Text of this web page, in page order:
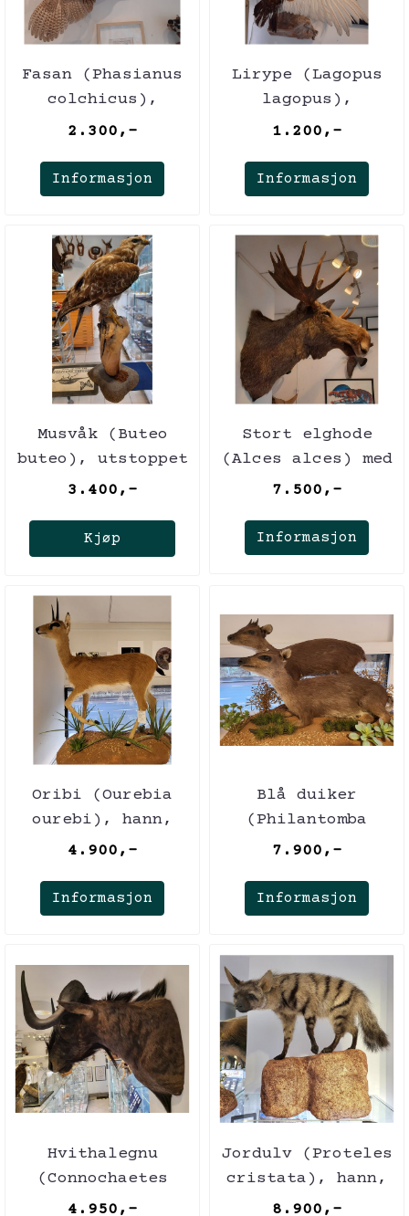
Fasan (Phasianus
colchicus),
utstoppet
2.300,-
Informasjon
Lirype (Lagopus
lagopus),
utstoppet,
1.200,-
Informasjon
Musvåk (Buteo
buteo), utstoppet
3.400,-
Kjøp
Stort elghode
(Alces alces) med
14 tagger
7.500,-
Informasjon
Oribi (Ourebia
ourebi), hann,
helmontasje
4.900,-
Informasjon
Blå duiker
(Philantomba
monticola), hann
helmontasje (u
7.900,-
Informasjon
Hvithalegnu
(Connochaetes
gnou),
4.950,-
Jordulv (Proteles
cristata), hann,
fullmontasje
8.900,-